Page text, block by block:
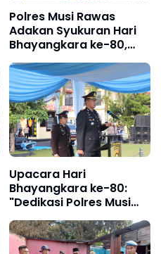
Polres Musi Rawas
Adakan Syukuran Hari
Bhayangkara ke-80,
Dengan Potong
Tumpeng Bersama
Bupati Mura
Upacara Hari
Bhayangkara ke-80:
"Dedikasi Polres Musi
Rawas untuk
Masyarakat, Polres
Mura"